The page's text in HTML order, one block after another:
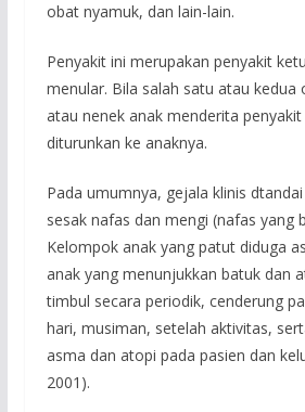
obat nyamuk, dan lain-lain.
Penyakit ini merupakan penyakit
menular. Bila salah satu atau kedua
atau nenek anak menderita
diturunkan ke anaknya.
Pada umumnya, gejala klinis
sesak nafas dan mengi (nafas yang
Kelompok anak yang patut diduga
anak yang menunjukkan batuk dan
timbul secara periodik, cenderung
hari, musiman, setelah aktivitas,
asma dan atopi pada pasien dan
2001).